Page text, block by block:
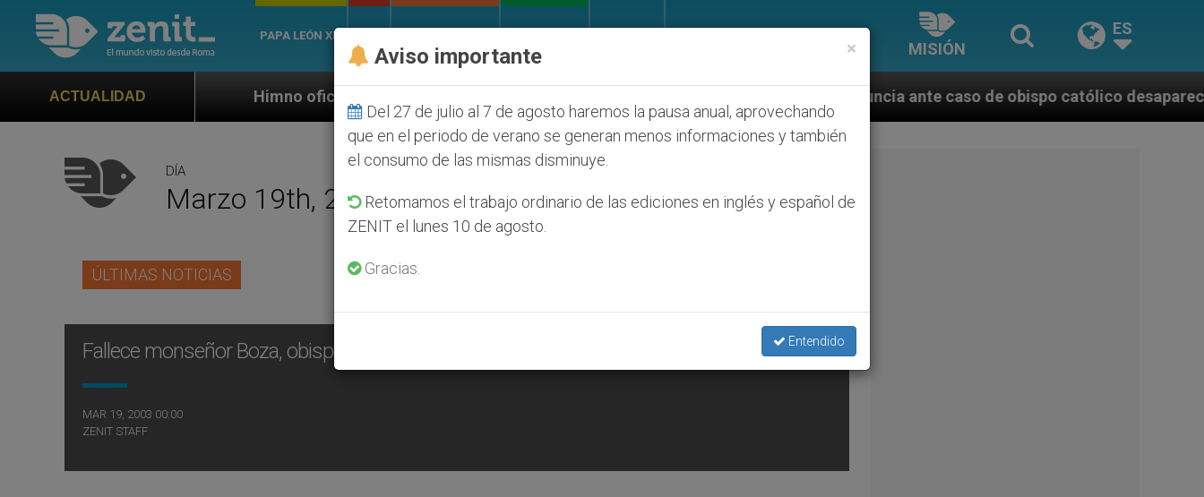
PAPA LEÓN XIV
MISIÓN
ES
ACTUALIDADHimno oficial de la Jornada Mundial de la Juventud Seúl 2027 ONU se pronuncia ante caso de obispo católico desaparecido por la
DÍA
Marzo 19th, 2003
ÚLTIMAS NOTICIAS
Fallece monseñor Boza, obispo auxiliar de La Habana, expulsado de Cuba
MAR 19, 2003 00:00
ZENIT STAFF
×
Aviso importante
Del 27 de julio al 7 de agosto haremos la pausa anual, aprovechando
que en el periodo de verano se generan menos informaciones y también
el consumo de las mismas disminuye.
Retomamos el trabajo ordinario de las ediciones en inglés y español de
ZENIT el lunes 10 de agosto.
Gracias.
Entendido